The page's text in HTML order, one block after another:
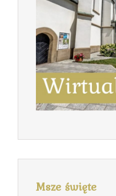
Msze święte